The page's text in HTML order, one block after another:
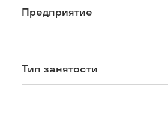
Предприятие
Тип занятости